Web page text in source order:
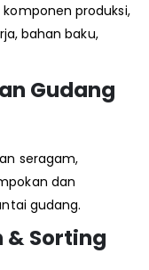
produksi,
bahan baku,
Gudang
seragam,
dan
gudang.
& Sorting